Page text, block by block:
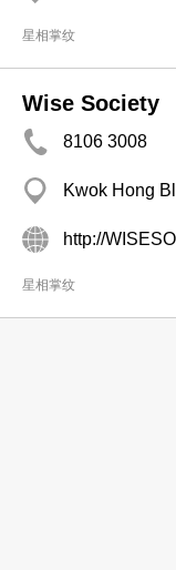
星相掌纹
Wise Society
8106 3008
Kwok Hong
http://
星相掌纹